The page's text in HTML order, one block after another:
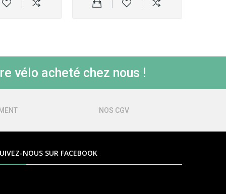
vélo acheté chez nous !
NOS CGV
NOUS SUR FACEBOOK